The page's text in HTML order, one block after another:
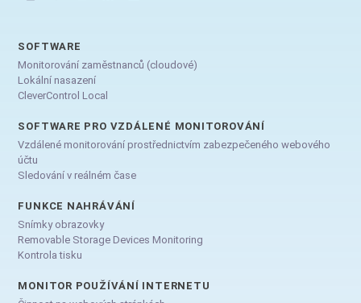
SOFTWARE
Monitorování zaměstnanců (cloudové)
Lokální nasazení
CleverControl Local
SOFTWARE PRO VZDÁLENÉ MONITOROVÁNÍ
Vzdálené monitorování prostřednictvím zabezpečeného webového
účtu
Sledování v reálném čase
FUNKCE NAHRÁVÁNÍ
Snímky obrazovky
Removable Storage Devices Monitoring
Kontrola tisku
MONITOR POUŽÍVÁNÍ INTERNETU